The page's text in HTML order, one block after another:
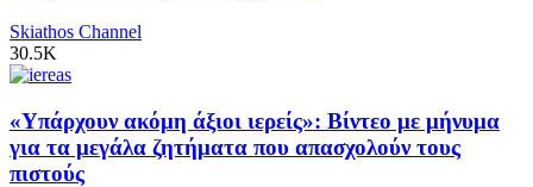
Skiathos Channel
30.5K
«Υπάρχουν ακόμη άξιοι ιερείς»: Βίντεο με μήνυμα
για τα μεγάλα ζητήματα που απασχολούν τους
πιστούς